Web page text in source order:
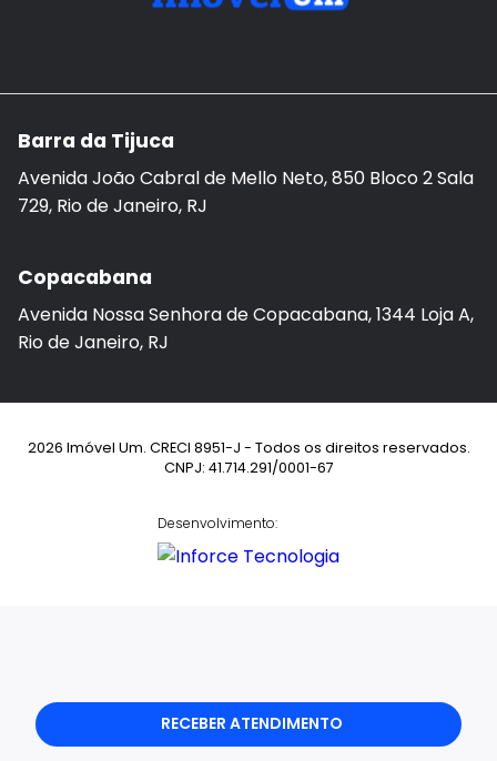
RECEBER ATENDIMENTO
Barra da Tijuca
Avenida João Cabral de Mello Neto, 850 Bloco 2 Sala
729, Rio de Janeiro, RJ
Copacabana
Avenida Nossa Senhora de Copacabana, 1344 Loja A,
Rio de Janeiro, RJ
2026 Imóvel Um. CRECI 8951-J - Todos os direitos reservados.
CNPJ: 41.714.291/0001-67
Desenvolvimento: